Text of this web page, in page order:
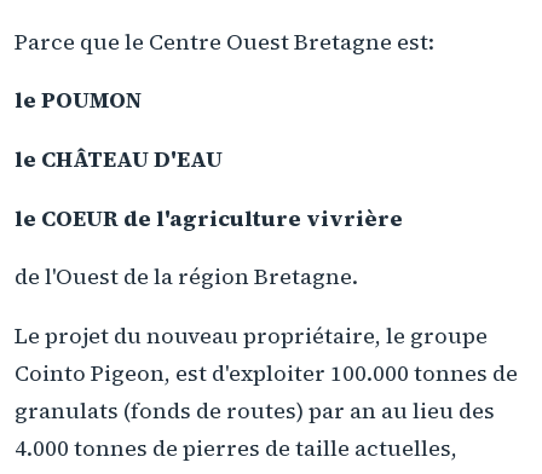
Parce que le Centre Ouest Bretagne est:
le POUMON
le CHÂTEAU D'EAU
le COEUR de l'agriculture vivrière
de l'Ouest de la région Bretagne.
Le projet du nouveau propriétaire, le groupe
Cointo Pigeon, est d'exploiter 100.000 tonnes de
granulats (fonds de routes) par an au lieu des
4.000 tonnes de pierres de taille actuelles,